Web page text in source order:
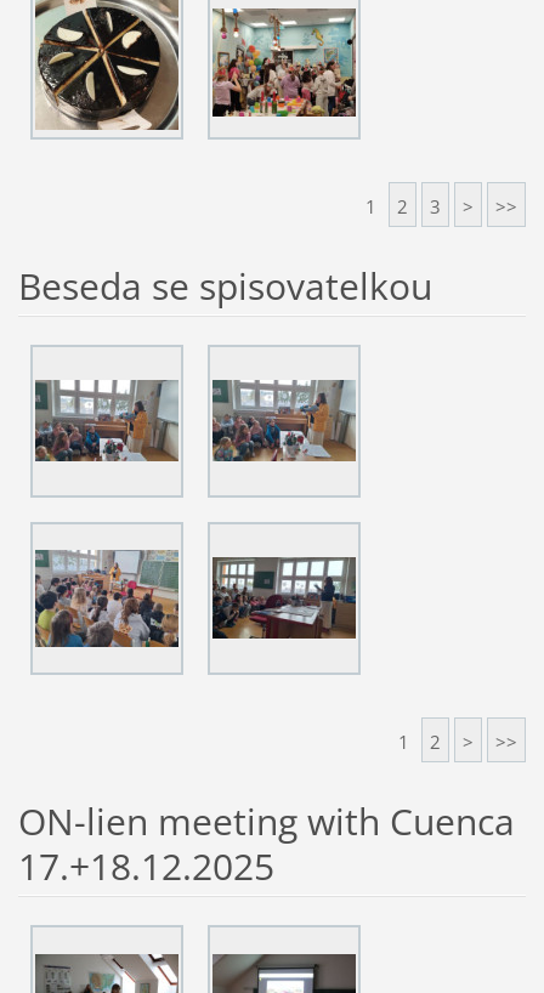
1 2 3 > >>
Beseda se spisovatelkou
1 2 > >>
ON-lien meeting with Cuenca
17.+18.12.2025